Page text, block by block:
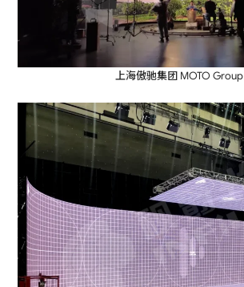
上海傲驰集团 MOTO Group